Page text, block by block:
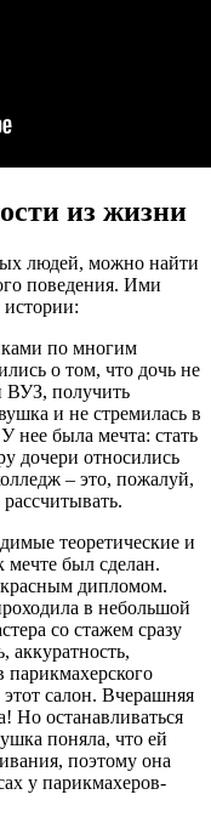
из жизни
людей, можно найти
поведения. Ими
по многим
о том, что дочь не
ВУЗ, получить
и не стремилась в
нее была мечта: стать
дочери относились
– это, пожалуй,
теоретические и
был сделан.
красным дипломом.
в небольшой
со стажем сразу
аккуратность,
парикмахерского
салон. Вчерашняя
Но останавливаться
поняла, что ей
поэтому она
у парикмахеров-